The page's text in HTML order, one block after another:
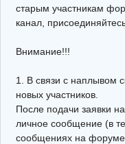
Архив
Почта
Поиск релейщика
Видео РЗиА
Фотохостинг
старым участникам
канал,
Внимание!!!
1. В связи с наплывом
новых участников.
После подачи заявки
личное сообщение (в
сообщениях на